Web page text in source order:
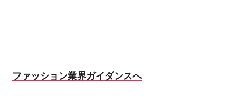
ファッション業界ガイダンスへ